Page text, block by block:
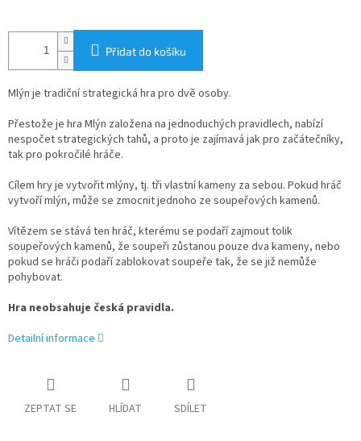
Přidat do košíku
Mlýn je tradiční strategická hra pro dvě osoby.
Přestože je hra Mlýn založena na jednoduchých pravidlech, nabízí
nespočet strategických tahů, a proto je zajímavá jak pro začátečníky,
tak pro pokročilé hráče.
Cílem hry je vytvořit mlýny, tj. tři vlastní kameny za sebou. Pokud hráč
vytvoří mlýn, může se zmocnit jednoho ze soupeřových kamenů.
Vítězem se stává ten hráč, kterému se podaří zajmout tolik
soupeřových kamenů, že soupeři zůstanou pouze dva kameny, nebo
pokud se hráči podaří zablokovat soupeře tak, že se již nemůže
pohybovat.
Hra neobsahuje česká pravidla.
Detailní informace
ZEPTAT SE HLÍDAT SDÍLET